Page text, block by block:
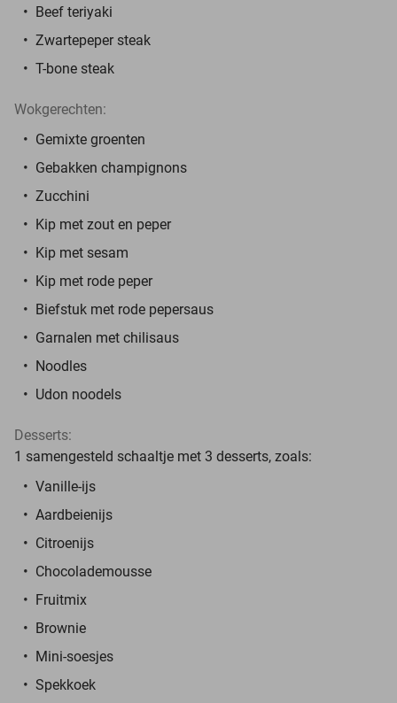
Beef teriyaki
Zwartepeper steak
T-bone steak
Wokgerechten:
Gemixte groenten
Gebakken champignons
Zucchini
Kip met zout en peper
Kip met sesam
Kip met rode peper
Biefstuk met rode pepersaus
Garnalen met chilisaus
Noodles
Udon noodels
Desserts:
1 samengesteld schaaltje met 3 desserts, zoals:
Vanille-ijs
Aardbeienijs
Citroenijs
Chocolademousse
Fruitmix
Brownie
Mini-soesjes
Spekkoek